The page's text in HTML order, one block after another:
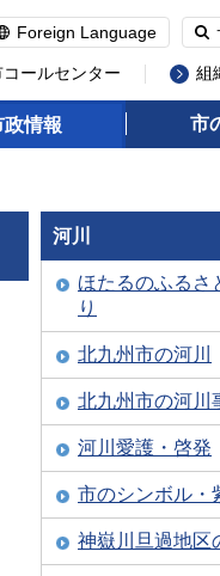
Foreign Language
ールセンター 組
政情報 市
河川
ほたるのふるさ
り
北九州市の河川
北九州市の河川
河川愛護・啓発
市のシンボル・
神嶽川旦過地区